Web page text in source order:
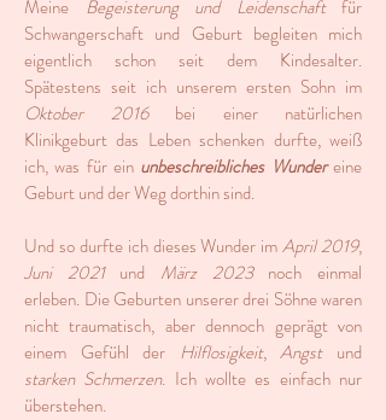
Meine Begeisterung und Leidenschaftfür
Schwangerschaft und Geburt begleiten mich
eigentlich schon seit dem Kindesalter.
Spätestens seit ich unserem ersten Sohn im
Oktober 2016 bei einer natürlichen
Klinikgeburtdas Leben schenken durfte, weiß
ich, was für ein unbeschreibliches Wundereine
Geburt und der Weg dorthin sind.
Und so durfte ich dieses Wunder imApril 2019,
Juni 2021und März 2023noch einmal
erleben. Die Geburten unserer drei Söhne waren
nicht traumatisch, aber dennoch geprägt von
einem Gefühl der Hilflosigkeit,Angst und
starken Schmerzen. Ich wollte es einfach nur
überstehen.